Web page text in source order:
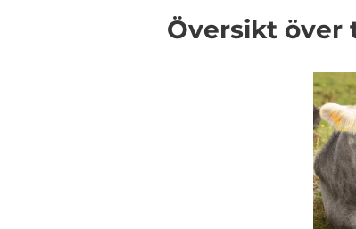
Översikt över